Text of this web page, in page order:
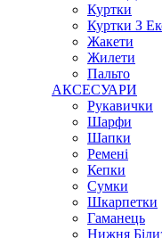
Куртки
Куртки З
Жакети
Жилети
Пальто
АКСЕСУАРИ
Рукавички
Шарфи
Шапки
Ремені
Кепки
Сумки
Шкарпетки
Гаманець
Нижня